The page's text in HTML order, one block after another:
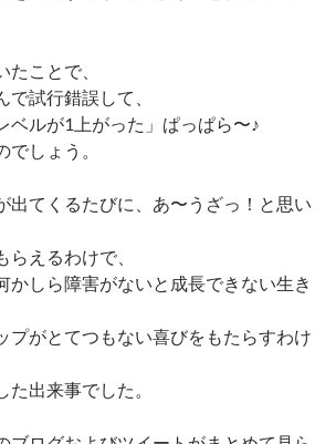
ことで、
試行錯誤して、
ベルが1上がった」ぱっぱら〜♪
しょう。
出てくるたびに、あ〜うざっ！と思い
えるわけで、
かしら障害がないと成長できない生き
プがとてつもない喜びをもたらすわけ
た出来事でした。